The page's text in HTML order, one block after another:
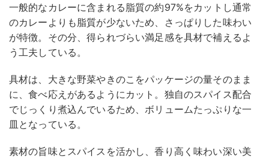
一般的なカレーに含まれる脂質の約97%をカットし通常
のカレーよりも脂質が少ないため、さっぱりした味わい
が特徴。その分、得られづらい満足感を具材で補えるよ
う工夫している。
具材は、大きな野菜やきのこをパッケージの量そのまま
に、食べ応えがあるようにカット。独自のスパイス配合
でじっくり煮込んでいるため、ボリュームたっぷりな一
皿となっている。
素材の旨味とスパイスを活かし、香り高く味わい深い美